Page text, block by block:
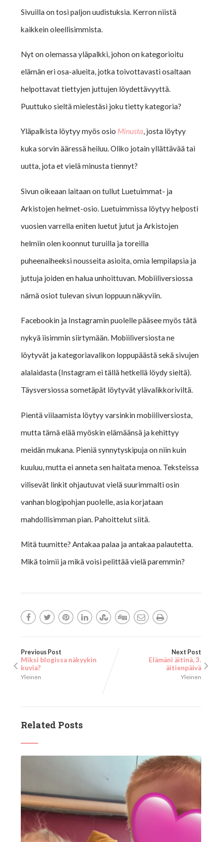
Sivuilla on tosi paljon uudistuksia. Kerron niistä
kaikkein oleellisimmista.
Nyt on olemassa yläpalkki, johon on kategorioitu
elämän eri osa-alueita, jotka toivottavasti osaltaan
helpottavat tiettyjen juttujen löydettävyyttä.
Puuttuko sieltä mielestäsi joku tietty kategoria?
Yläpalkista löytyy myös osio Minusta, josta löytyy
kuka sorvin ääressä heiluu. Oliko jotain yllättävää tai
uutta, jota et vielä minusta tiennyt?
Sivun oikeaan laitaan on tullut Luetuimmat- ja
Arkistojen helmet-osio. Luetuimmissa löytyy helposti
vuosien varrella eniten luetut jutut ja Arkistojen
helmiin olen koonnut turuilla ja toreilla
puheenaiheeksi nousseita asioita, omia lempilapsia ja
juttuja joiden en halua unhoittuvan. Mobiiliversiossa
nämä osiot tulevan sivun loppuun näkyviin.
Facebookin ja Instagramin puolelle pääsee myös tätä
nykyä iisimmin siirtymään. Mobiiliversiosta ne
löytyvät ja kategoriavalikon loppupäästä sekä sivujen
alalaidasta (Instagram ei tällä hetkellä löydy sieltä).
Täysversiossa sometäpät löytyvät ylävalikkoriviltä.
Pientä viilaamista löytyy varsinkin mobiiliversiosta,
mutta tämä elää myöskin elämäänsä ja kehittyy
meidän mukana. Pieniä synnytyskipuja on niin kuin
kuuluu, mutta ei anneta sen haitata menoa. Teksteissa
vilisevät linkit ohjautuvat vielä suurimmalti osin
vanhan blogipohjan puolelle, asia korjataan
mahdollisimman pian. Pahoittelut siitä.
Mitä tuumitte? Antakaa palaa ja antakaa palautetta.
Mikä toimii ja mikä voisi pelittää vielä paremmin?
Previous Post
Miksi blogissa näkyykin
kuvia?
Yleinen
Next Post
Elämäni äitinä, 3.
äitienpäivä
Yleinen
Related Posts